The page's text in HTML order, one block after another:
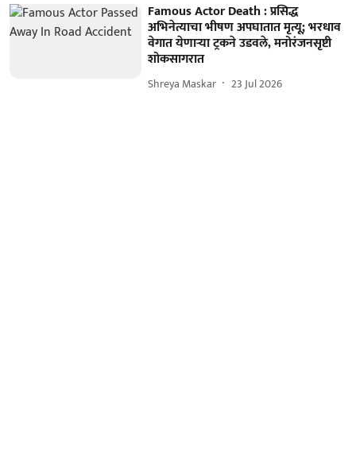
Famous Actor Death : प्रसिद्ध
अभिनेत्याचा भीषण अपघातात मृत्यू; भरधाव
वेगात येणाऱ्या ट्रकने उडवले, मनोरंजनसृष्टी
शोकसागरात
Shreya Maskar 23 Jul 2026